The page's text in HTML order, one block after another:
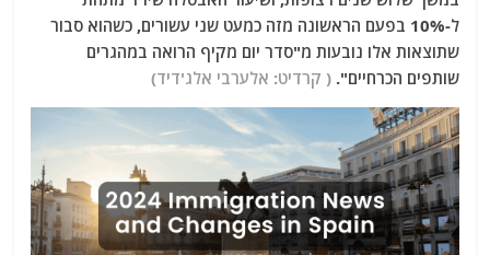
ל-10% בפעם הראשונה מזה כמעט שני עשורים, כשהוא סבור
שתוצאות אלו נובעות מ"סדר יום מקיף הרואה במהגרים
שותפים הכרחיים".( קרדיט: אלערבי אלג'דיד)